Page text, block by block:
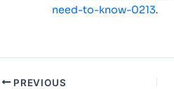
need-to-know-0213.
PREVIOUS